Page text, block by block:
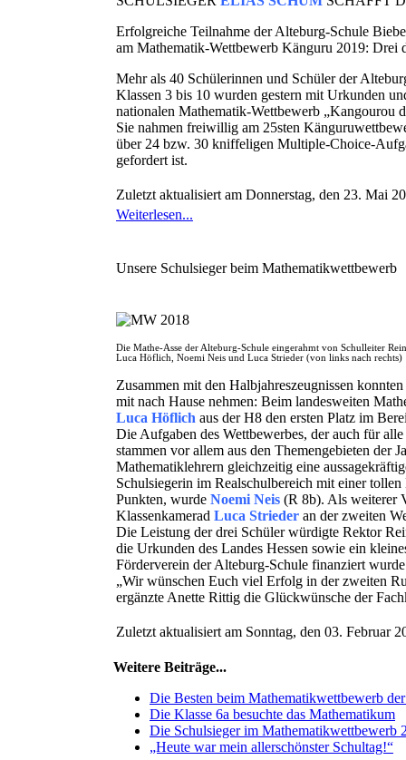
Erfolgreiche Teilnahme der Alteburg-Schule
am Mathematik-Wettbewerb Känguru 2019: Drei
Mehr als 40 Schülerinnen und Schüler der
Klassen 3 bis 10 wurden gestern mit Urkunden
nationalen Mathematik-Wettbewerb „Kangourou
Sie nahmen freiwillig am 25sten
über 24 bzw. 30 kniffeligen Multiple-Choice-
gefordert ist.
Zuletzt aktualisiert am Donnerstag, den 23. Mai
Weiterlesen...
Unsere Schulsieger beim Mathematikwettbewerb
Die Mathe-Asse der Alteburg-Schule eingerahmt von Schulleiter
Luca Höflich, Noemi Neis und Luca Strieder (von links nach rechts)
Zusammen mit den Halbjahreszeugnissen
mit nach Hause nehmen: Beim landesweiten
Luca Höflich aus der H8 den ersten Platz im
Die Aufgaben des Wettbewerbes, der auch für
stammen vor allem aus den Themengebieten der
Mathematiklehrern gleichzeitig eine
Schulsiegerin im Realschulbereich mit einer
Punkten, wurde Noemi Neis (R 8b). Als weiterer
Klassenkamerad Luca Strieder an der zweiten
Die Leistung der drei Schüler würdigte Rektor
die Urkunden des Landes Hessen sowie ein
Förderverein der Alteburg-Schule finanziert
„Wir wünschen Euch viel Erfolg in der zweiten
ergänzte Anette Rittig die Glückwünsche der
Zuletzt aktualisiert am Sonntag, den 03. Februar
Weitere Beiträge...
Die Besten beim Mathematikwettbewerb
Die Klasse 6a besuchte das Mathematikum
Die Schulsieger im Mathematikwettbewerb
„Heute war mein allerschönster Schultag!“